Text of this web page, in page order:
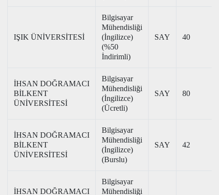
IŞIK ÜNİVERSİTESİ
Bilgisayar
Mühendisliği
(İngilizce)
(%50
İndirimli)
SAY 40
İHSAN DOĞRAMACI
BİLKENT
ÜNİVERSİTESİ
Bilgisayar
Mühendisliği
(İngilizce)
(Ücretli)
SAY 80
İHSAN DOĞRAMACI
BİLKENT
ÜNİVERSİTESİ
Bilgisayar
Mühendisliği
(İngilizce)
(Burslu)
SAY 42
İHSAN DOĞRAMACI
Bilgisayar
Mühendisliği